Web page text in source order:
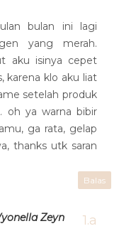
bulan ini lagi
yang merah.
aku isinya cepet
karena klo aku liat
setelah produk
oh ya warna bibir
ga rata, gelap
thanks utk saran
Balas
Zeyn